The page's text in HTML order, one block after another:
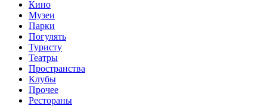
Кино
Музеи
Парки
Погулять
Туристу
Театры
Пространства
Клубы
Прочее
Рестораны